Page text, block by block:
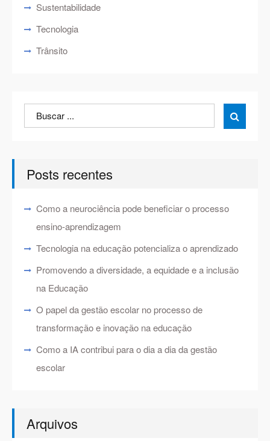
Sustentabilidade
Tecnologia
Trânsito
Search
for:

Posts recentes
Como a neurociência pode beneficiar o processo
ensino-aprendizagem
Tecnologia na educação potencializa o aprendizado
Promovendo a diversidade, a equidade e a inclusão
na Educação
O papel da gestão escolar no processo de
transformação e inovação na educação
Como a IA contribui para o dia a dia da gestão
escolar
Arquivos